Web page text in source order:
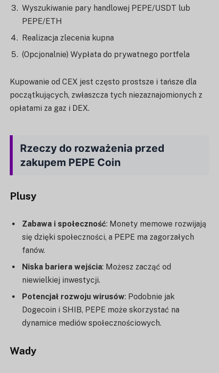
Wyszukiwanie pary handlowej PEPE/USDT lub
PEPE/ETH
Realizacja zlecenia kupna
(Opcjonalnie) Wypłata do prywatnego portfela
Kupowanie od CEX jest często prostsze i tańsze dla
początkujących, zwłaszcza tych niezaznajomionych z
opłatami za gaz i DEX.
Rzeczy do rozważenia przed
zakupem PEPE Coin
Plusy
Zabawa i społeczność: Monety memowe rozwijają
się dzięki społeczności, a PEPE ma zagorzałych
fanów.
Niska bariera wejścia: Możesz zacząć od
niewielkiej inwestycji.
Potencjał rozwoju wirusów: Podobnie jak
Dogecoin i SHIB, PEPE może skorzystać na
dynamice mediów społecznościowych.
Wady